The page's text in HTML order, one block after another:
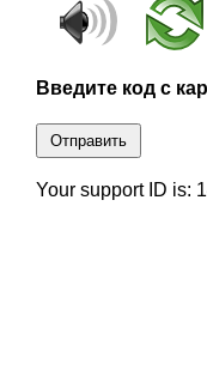
Введите код с
Отправить
Your support ID is: